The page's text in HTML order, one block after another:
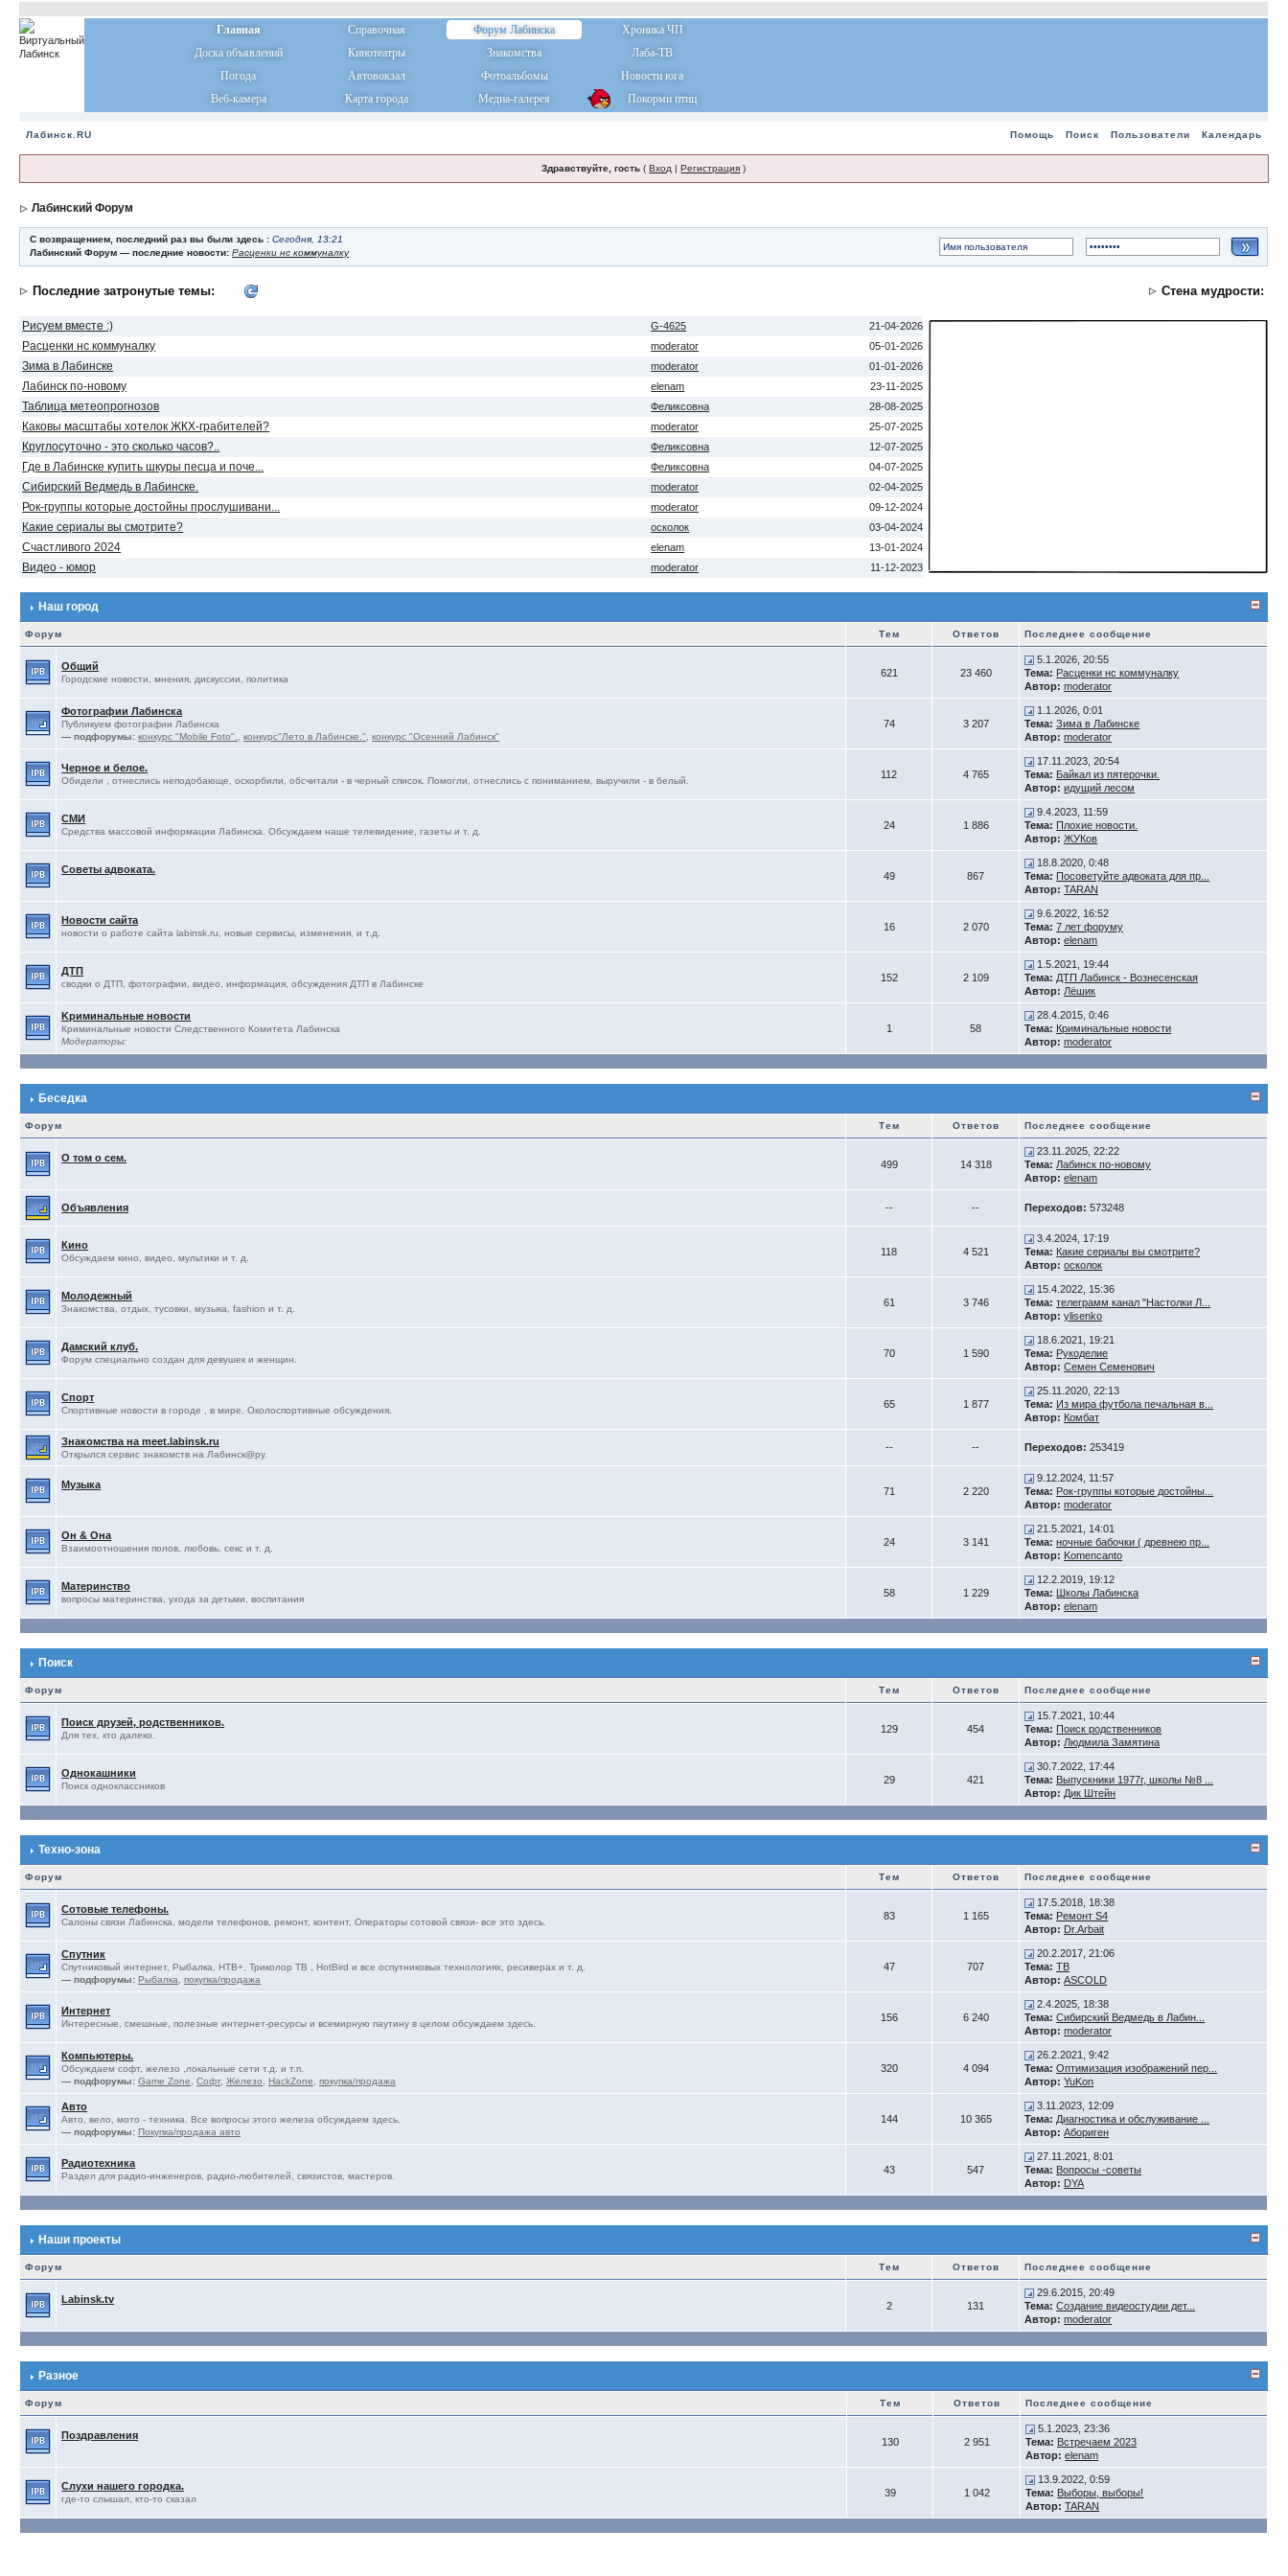
Главная Справочная Форум Лабинска
Хроника ЧП
Доска объявлений
Кинотеатры Знакомства
Лаба-ТВ
Погода
Автовокзал Фотоальбомы
Новости юга
Веб-камера
Карта города Медиа-галерея Покорми птиц
Лабинск.RU Помощь Поиск Пользователи Календарь
Здравствуйте, гость (Вход |Регистрация )
Лабинский Форум
С возвращением, последний раз вы были здесь :Сегодня, 13:21
Лабинский Форум — последние новости:Расценки нс коммуналку
Последние затронутые темы: Стена мудрости:
Рисуем вместе :) G-4625 21-04-2026
Расценки нс коммуналку moderator 05-01-2026
Зима в Лабинске moderator 01-01-2026
Лабинск по-новому elenam 23-11-2025
Таблица метеопрогнозов Феликсовна 28-08-2025
Каковы масштабы хотелок ЖКХ-грабителей? moderator 25-07-2025
Круглосуточно - это сколько часов?.. Феликсовна 12-07-2025
Где в Лабинске купить шкуры песца и поче... Феликсовна 04-07-2025
Сибирский Ведмедь в Лабинске. moderator 02-04-2025
Рок-группы которые достойны прослушивани... moderator 09-12-2024
Какие сериалы вы смотрите? осколок 03-04-2024
Счастливого 2024 elenam 13-01-2024
Видео - юмор moderator 11-12-2023
Наш город
Форум Тем Ответов Последнее сообщение
Общий
Городские новости, мнения, дискуссии, политика
621 23 460
5.1.2026, 20:55
Тема: Расценки нс коммуналку
Автор: moderator
Фотографии Лабинска
Публикуем фотографии Лабинска
— подфорумы: конкурс "Mobile Foto". ,конкурс"Лето в Лабинске." ,конкурс "Осенний Лабинск"
74 3 207
1.1.2026, 0:01
Тема: Зима в Лабинске
Автор: moderator
Черное и белое.
Обидели , отнеслись неподобающе, оскорбили, обсчитали - в черный список. Помогли, отнеслись с пониманием, выручили - в белый.
112 4 765
17.11.2023, 20:54
Тема: Байкал из пятерочки.
Автор: идущий лесом
СМИ
Средства массовой информации Лабинска. Обсуждаем наше телевидение, газеты и т. д.
24 1 886
9.4.2023, 11:59
Тема: Плохие новости.
Автор: ЖУКов
Советы адвоката.
49 867
18.8.2020, 0:48
Тема: Посоветуйте адвоката для пр...
Автор: TARAN
Новости сайта
новости о работе сайта labinsk.ru, новые сервисы, изменения, и т.д.
16 2 070
9.6.2022, 16:52
Тема: 7 лет форуму
Автор: elenam
ДТП
сводки о ДТП, фотографии, видео, информация, обсуждения ДТП в Лабинске
152 2 109
1.5.2021, 19:44
Тема: ДТП Лабинск - Вознесенская
Автор: Лёшик
Kриминальные новости
Криминальные новости Следственного Комитета Лабинска
Модераторы:
1 58
28.4.2015, 0:46
Тема: Криминальные новости
Автор: moderator
Беседка
Форум Тем Ответов Последнее сообщение
О том о сем.
499 14 318
23.11.2025, 22:22
Тема: Лабинск по-новому
Автор: elenam
Объявления -- -- Переходов: 573248
Кино
Обсуждаем кино, видео, мультики и т. д.
118 4 521
3.4.2024, 17:19
Тема: Какие сериалы вы смотрите?
Автор: осколок
Молодежный
Знакомства, отдых, тусовки, музыка, fashion и т. д.
61 3 746
15.4.2022, 15:36
Тема: телеграмм канал "Настолки Л...
Автор: ylisenko
Дамский клуб.
Форум специально создан для девушек и женщин.
70 1 590
18.6.2021, 19:21
Тема: Рукоделие
Автор: Семен Семенович
Спорт
Спортивные новости в городе , в мире. Околоспортивные обсуждения.
65 1 877
25.11.2020, 22:13
Тема: Из мира футбола печальная в...
Автор: Комбат
Знакомства на meet.labinsk.ru
Открылся сервис знакомств на Лабинск@ру.
-- -- Переходов: 253419
Музыка
71 2 220
9.12.2024, 11:57
Тема: Рок-группы которые достойны...
Автор: moderator
Он & Она
Взаимоотношения полов, любовь, секс и т. д.
24 3 141
21.5.2021, 14:01
Тема: ночные бабочки ( древнею пр...
Автор: Komencanto
Материнство
вопросы материнства, ухода за детьми, воспитания
58 1 229
12.2.2019, 19:12
Тема: Школы Лабинска
Автор: elenam
Поиск
Форум Тем Ответов Последнее сообщение
Поиск друзей, родственников.
Для тех, кто далеко.
129 454
15.7.2021, 10:44
Тема: Поиск родственников
Автор: Людмила Замятина
Однокашники
Поиск одноклассников
29 421
30.7.2022, 17:44
Тема: Выпускники 1977г, школы №8 ...
Автор: Дик Штейн
Техно-зона
Форум Тем Ответов Последнее сообщение
Сотовые телефоны.
Салоны связи Лабинска, модели телефонов, ремонт, контент, Операторы сотовой связи- все это здесь.
83 1 165
17.5.2018, 18:38
Тема: Ремонт S4
Автор: Dr.Arbait
Спутник
Спутниковый интернет, Рыбалка, НТВ+, Триколор ТВ , HotBird и все оспутниковых технологиях, ресиверах и т. д.
— подфорумы: Рыбалка ,покупка/продажа
47 707
20.2.2017, 21:06
Тема: ТВ
Автор: ASCOLD
Интернет
Интересные, смешные, полезные интернет-ресурсы и всемирную паутину в целом обсуждаем здесь.
156 6 240
2.4.2025, 18:38
Тема: Сибирский Ведмедь в Лабин...
Автор: moderator
Компьютеры.
Обсуждаем софт, железо ,локальные сети т.д. и т.п.
— подфорумы: Game Zone ,Софт,Железо ,HackZone ,покупка/продажа
320 4 094
26.2.2021, 9:42
Тема: Оптимизация изображений пер...
Автор: YuKon
Авто
Авто, вело, мото - техника. Все вопросы этого железа обсуждаем здесь.
— подфорумы: Покупка/продажа авто
144 10 365
3.11.2023, 12:09
Тема: Диагностика и обслуживание ...
Автор: Абориген
Радиотехника
Раздел для радио-инженеров, радио-любителей, связистов, мастеров.
43 547
27.11.2021, 8:01
Тема: Вопросы -советы
Автор: DYA
Наши проекты
Форум Тем Ответов Последнее сообщение
Labinsk.tv
2 131
29.6.2015, 20:49
Тема: Создание видеостудии дет...
Автор: moderator
Разное
Форум Тем Ответов Последнее сообщение
Поздравления
130 2 951
5.1.2023, 23:36
Тема: Встречаем 2023
Автор: elenam
Слухи нашего городка.
где-то слышал, кто-то сказал
39 1 042
13.9.2022, 0:59
Тема: Выборы, выборы!
Автор: TARAN